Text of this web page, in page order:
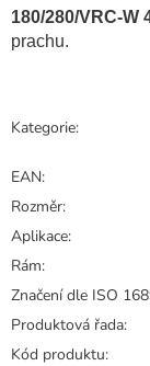
180/280/VRC-W
prachu.
Kategorie:
EAN:
Rozměr:
Aplikace:
Rám:
Značení dle ISO
Produktová řada:
Kód produktu: